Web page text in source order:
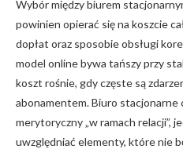
Wybór między biurem
powinien opierać się na koszcie
dopłat oraz sposobie obsługi
model online bywa tańszy przy
koszt rośnie, gdy częste są
abonamentem. Biuro stacjonarne
merytoryczny „w ramach relacji”,
uwzględniać elementy, które nie